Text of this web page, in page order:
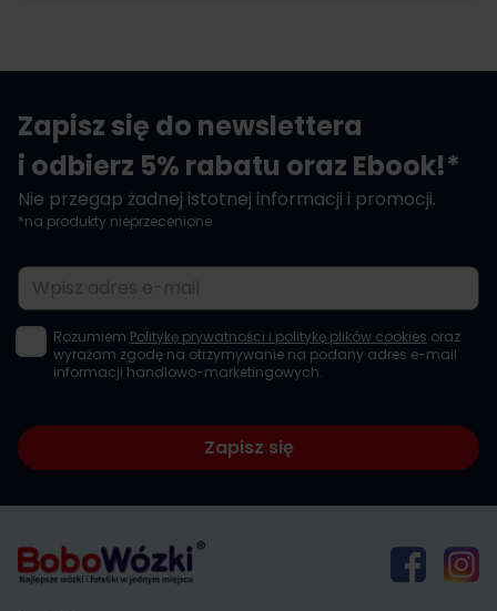
Zapisz się do newslettera
i odbierz 5% rabatu oraz Ebook!*
Nie przegap żadnej istotnej informacji i promocji.
*na produkty nieprzecenione
Adres e-mail
Rozumiem Politykę prywatności i politykę plików cookies oraz
wyrażam zgodę na otrzymywanie na podany adres e-mail
informacji handlowo-marketingowych.
Zapisz się